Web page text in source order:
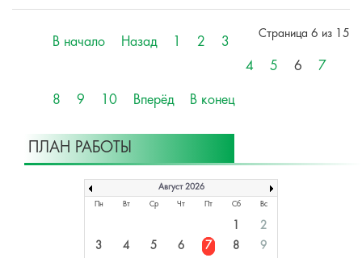
Страница 6 из 15
В начало Назад 2
3
4
5 6 7
8 9 10 Вперёд В конец
ПЛАН РАБОТЫ
Август 2026
Пн Вт Ср Чт Пт Сб Вс
1
2
3
4 5 6 7 8
9